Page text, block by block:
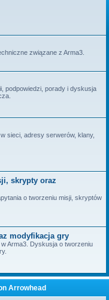
związane z Arma3.
podpowiedzi, porady i dyskusja
sieci, adresy serwerów, klany,
skrypty oraz
o tworzeniu misji, skryptów
modyfikacja gry
Arma3. Dyskusja o tworzeniu
Arrowhead